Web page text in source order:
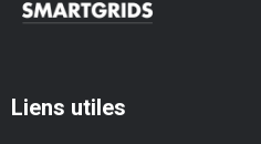
Liens utiles